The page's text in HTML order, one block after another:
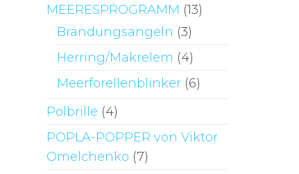
MEERESPROGRAMM (13)
Brandungsangeln (3)
Herring/Makrelem (4)
Meerforellenblinker (6)
Polbrille (4)
POPLA-POPPER von Viktor
Omelchenko (7)